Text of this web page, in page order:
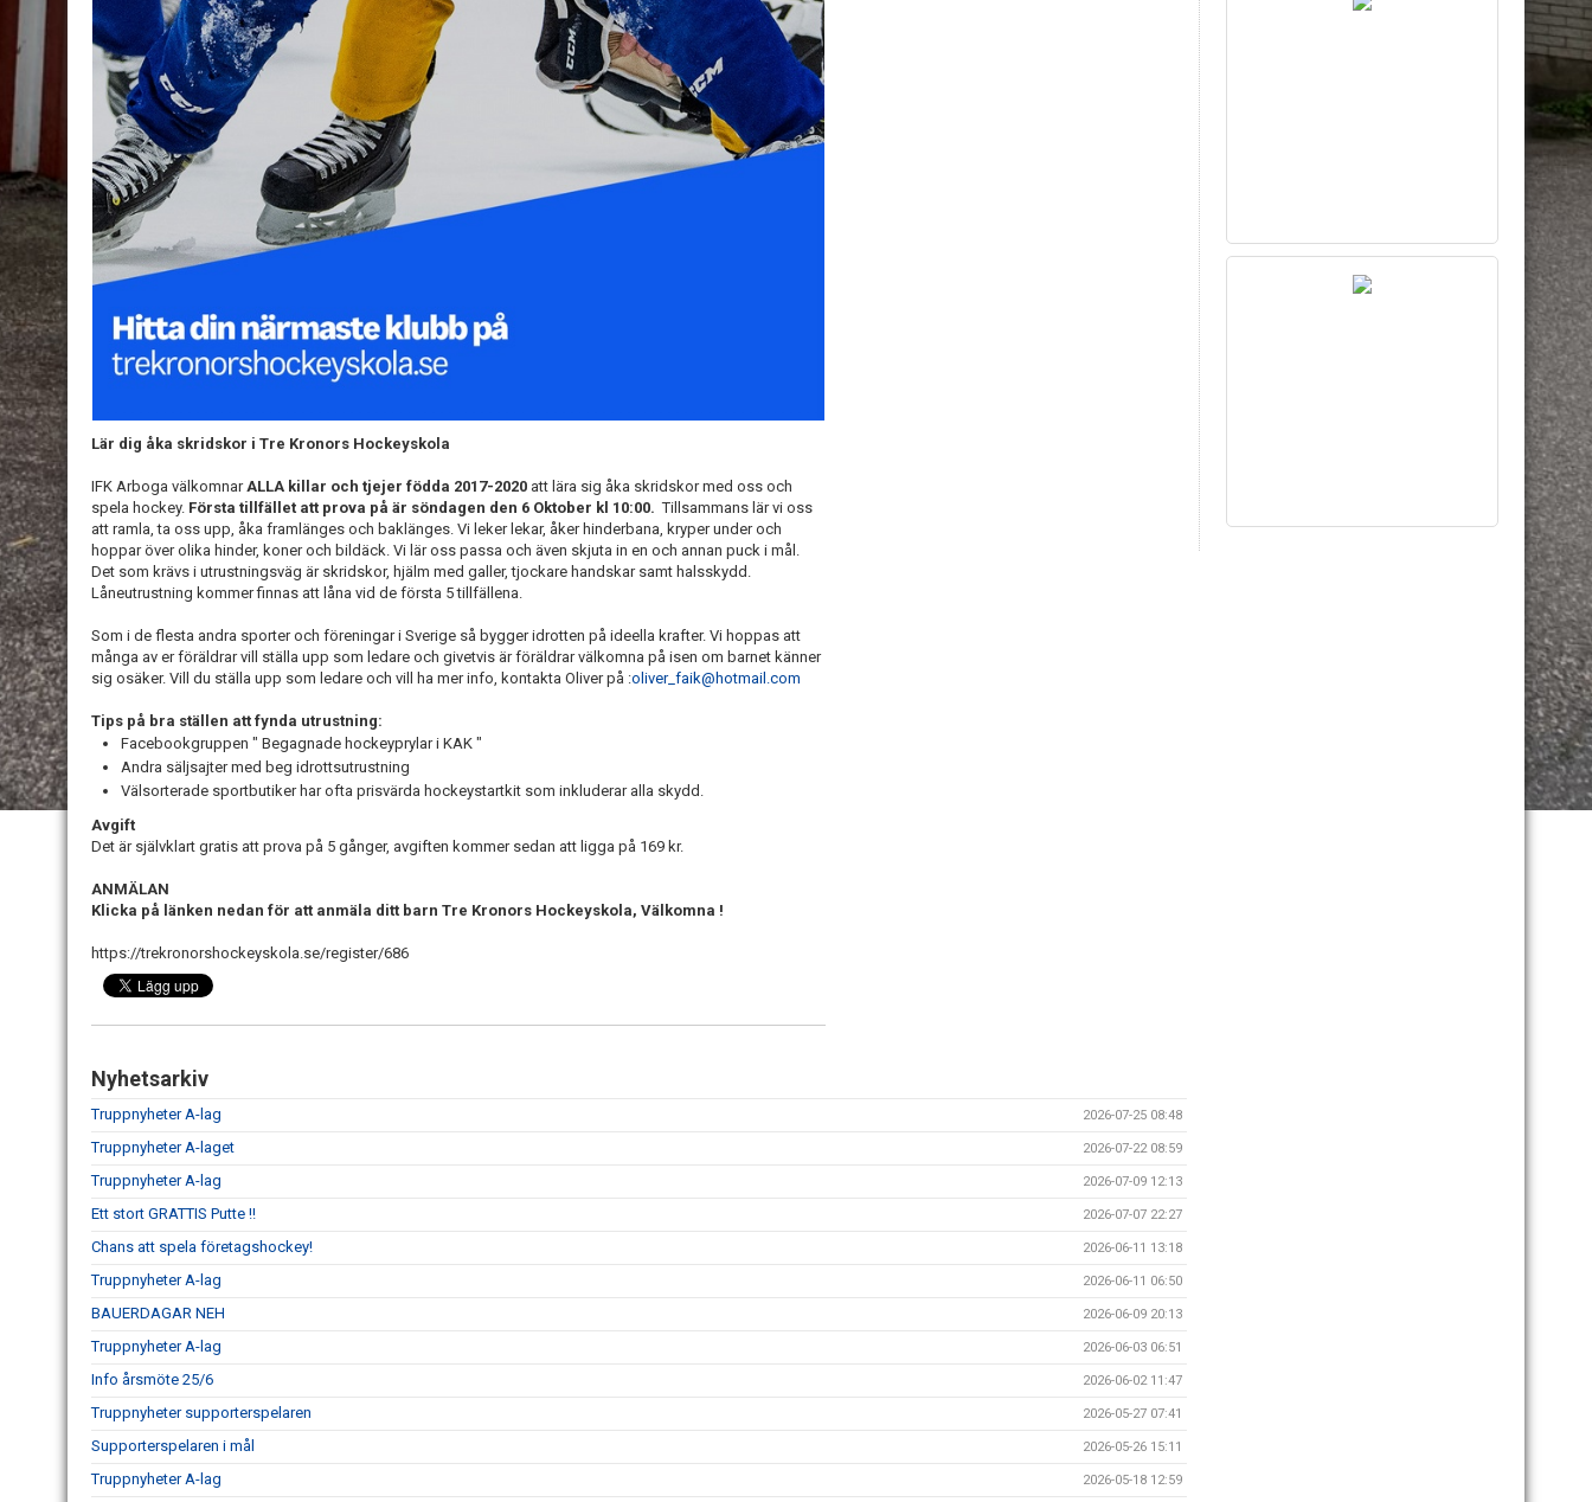
Lär dig åka skridskor i Tre Kronors Hockeyskola
IFK Arboga välkomnarALLA killar och tjejer födda 2017-2020 att lära sig åka skridskor med oss och
spela hockey. Första tillfället att prova på är söndagen den 6 Oktober kl 10:00.Tillsammans lär vi oss
att ramla, ta oss upp, åka framlänges och baklänges. Vi leker lekar, åker hinderbana, kryper under och
hoppar över olika hinder, koner och bildäck. Vi lär oss passa och även skjuta in en och annan puck i mål.
Det som krävs i utrustningsväg är skridskor, hjälm med galler, tjockare handskar samt halsskydd.
Låneutrustning kommer finnas att låna vid de första 5 tillfällena.
Som i de flesta andra sporter och föreningar i Sverige så bygger idrotten på ideella krafter. Vi hoppas att
många av er föräldrar vill ställa upp som ledare och givetvis är föräldrar välkomna på isen om barnet känner
sig osäker. Vill du ställa upp som ledare och vill ha mer info, kontakta Oliver på :oliver_faik@hotmail.com
Tips på bra ställen att fynda utrustning:
Facebookgruppen " Begagnade hockeyprylar i KAK "
Andra säljsajter med beg idrottsutrustning
Välsorterade sportbutiker har ofta prisvärda hockeystartkit som inkluderar alla skydd.
Avgift
Det är självklart gratis att prova på 5 gånger, avgiften kommer sedan att ligga på 169 kr.
ANMÄLAN
Klicka på länken nedan för att anmäla ditt barn Tre Kronors Hockeyskola, Välkomna !
https://trekronorshockeyskola.se/register/686
Nyhetsarkiv
Truppnyheter A-lag 2026-07-25 08:48
Truppnyheter A-laget 2026-07-22 08:59
Truppnyheter A-lag 2026-07-09 12:13
Ett stort GRATTIS Putte !! 2026-07-07 22:27
Chans att spela företagshockey! 2026-06-11 13:18
Truppnyheter A-lag 2026-06-11 06:50
BAUERDAGAR NEH 2026-06-09 20:13
Truppnyheter A-lag 2026-06-03 06:51
Info årsmöte 25/6 2026-06-02 11:47
Truppnyheter supporterspelaren 2026-05-27 07:41
Supporterspelaren i mål 2026-05-26 15:11
Truppnyheter A-lag 2026-05-18 12:59